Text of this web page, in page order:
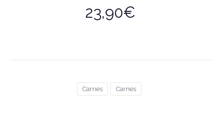
23,90€
Carnes Carnes